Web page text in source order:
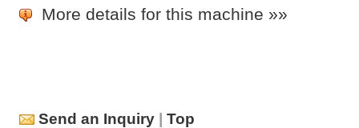
More details for this machine »»
Send an Inquiry | Top